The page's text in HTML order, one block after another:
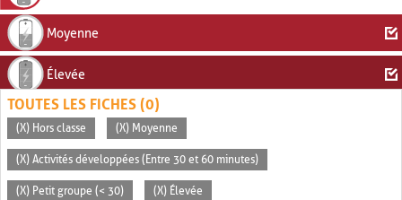
Moyenne
Élevée
TOUTES LES FICHES (0)
(X) Hors classe (X) Moyenne
(X) Activités développées (Entre 30 et 60 minutes)
(X) Petit groupe (< 30) (X) Élevée